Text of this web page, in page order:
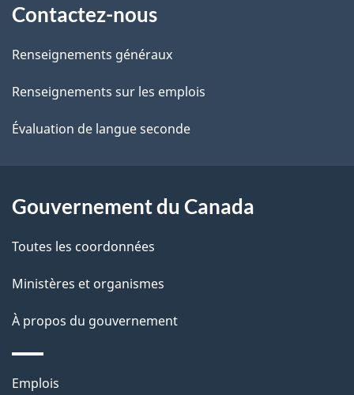
i
l
s
d
l
p
a
g
e
propos
de
ce
site
Contactez-nous
Renseignements généraux
Renseignements sur les emplois
Évaluation de langue seconde
Gouvernement du Canada
Toutes les coordonnées
Ministères et organismes
À propos du gouvernement
Thèmes
Emplois